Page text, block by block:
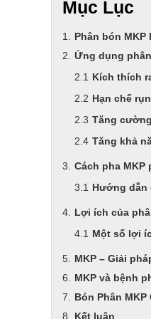
Mục Lục
Phân bón MKP
Ứng dụng
Kích thích
Hạn chế
Tăng
Tăng khả
Cách pha MKP
Hướng dẫn
Lợi ích của
Một số lợi
MKP – Giải
MKP và bệnh
Bón Phân
Kết luận